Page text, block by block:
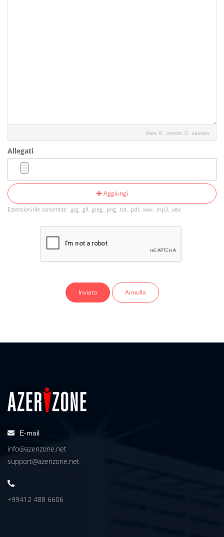
lines: 0 words: 0 salvato
Allegati
Aggiungi
Estensioni file consentite: .jpg, .gif, .jpeg, .png, .txt, .pdf, .wav, .mp3, .xlsx
Annulla
E-mail
info@azerizone.net
support@azerizone.net
+99412 488 6606